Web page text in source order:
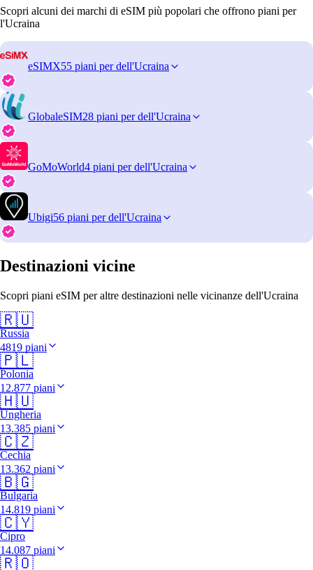
Scopri alcuni dei marchi di eSIM più popolari che offrono piani per
l'Ucraina
eSIMX55 piani per dell'Ucraina
GlobaleSIM28 piani per dell'Ucraina
GoMoWorld4 piani per dell'Ucraina
Ubigi56 piani per dell'Ucraina
Destinazioni vicine
Scopri piani eSIM per altre destinazioni nelle vicinanze dell'Ucraina
🇷🇺
Russia
4819 piani
🇵🇱
Polonia
12.877 piani
🇭🇺
Ungheria
13.385 piani
🇨🇿
Cechia
13.362 piani
🇧🇬
Bulgaria
14.819 piani
🇨🇾
Cipro
14.087 piani
🇷🇴